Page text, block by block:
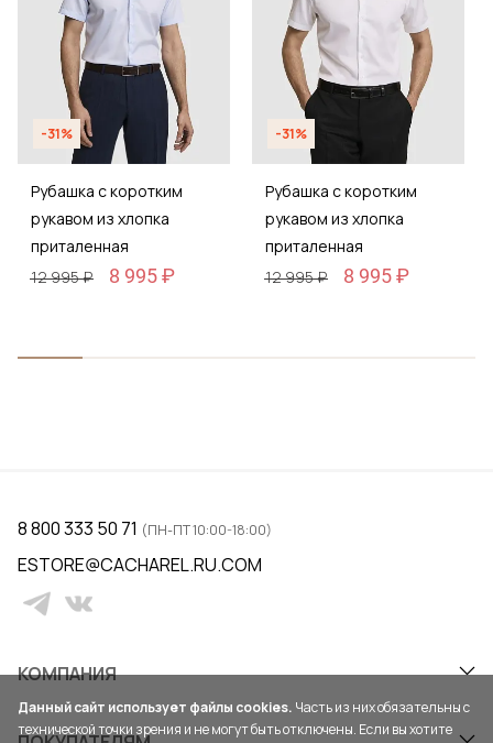
-31%
Рубашка с коротким
рукавом из хлопка
приталенная
12 995 ₽
8 995 ₽
-31%
Рубашка с коротким
рукавом из хлопка
приталенная
12 995 ₽
8 995 ₽
КОМПАНИЯ
8 800 333 50 71 (ПН-ПТ 10:00-18:00)
ESTORE@CACHAREL.RU.COM
Данный сайт использует файлы cookies. Часть из них обязательны с
технической точки зрения и не могут быть отключены. Если вы хотите